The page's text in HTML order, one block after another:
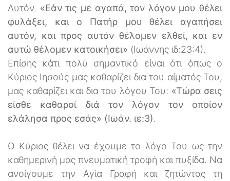
Αυτόν. «Εάν τις με αγαπά, τον λόγον μου θέλει
φυλάξει, και ο Πατήρ μου θέλει αγαπήσει
αυτόν, και προς αυτόν θέλομεν ελθεί, και εν
αυτώ θέλομεν κατοικήσει» (Ιωάννης ιδ:23:4).
Επίσης κάτι πολύ σημαντικό είναι ότι όπως ο
Κύριος Ιησούς μας καθαρίζει δια του αίματός Του,
μας καθαρίζει και δια του λόγου Του: «Τώρα σεις
είσθε καθαροί διά τον λόγον τον οποίον
ελάλησα προς εσάς» (Ιωάν. ιε:3).
Ο Κύριος θέλει να έχουμε το λόγο Του ως την
καθημερινή μας πνευματική τροφή και πυξίδα. Να
ανοίγουμε την Αγία Γραφή και ζητώντας τη